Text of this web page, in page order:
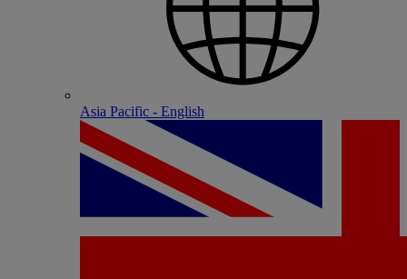
Asia Pacific - English